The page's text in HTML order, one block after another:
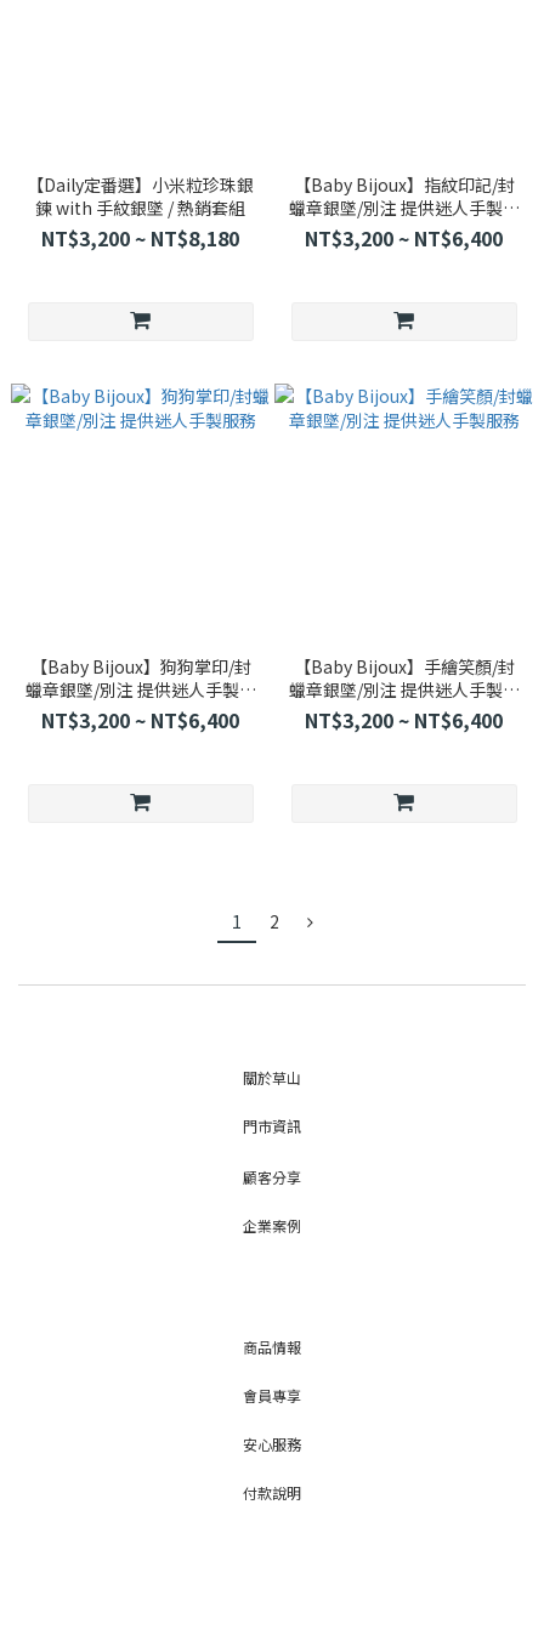
【Daily定番選】小米粒珍珠銀
鍊 with 手紋銀墜 / 熱銷套組
NT$3,200 ~ NT$8,180
【Baby Bijoux】指紋印記/封
蠟章銀墜/別注 提供迷人手製服
NT$3,200 ~ NT$6,400
【Baby Bijoux】狗狗掌印/封
蠟章銀墜/別注 提供迷人手製服
NT$3,200 ~ NT$6,400
【Baby Bijoux】手繪笑顏/封
蠟章銀墜/別注 提供迷人手製服
NT$3,200 ~ NT$6,400
1 2
關於草山
門市資訊
顧客分享
企業案例
商品情報
會員專享
安心服務
付款說明